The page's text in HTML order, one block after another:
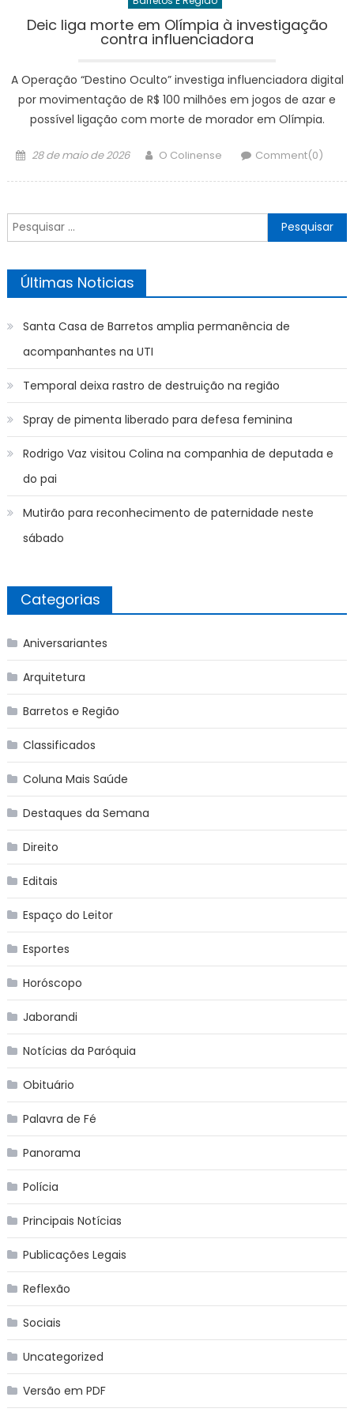
Deic liga morte em Olímpia à investigação
contra influenciadora
A Operação “Destino Oculto” investiga influenciadora digital
por movimentação de R$ 100 milhões em jogos de azar e
possível ligação com morte de morador em Olímpia.
Posted
28 de maio de 2026 Author
O Colinense Comment(0)
Pesquisar
por:
Últimas Noticias
Santa Casa de Barretos amplia permanência de
acompanhantes na UTI
Temporal deixa rastro de destruição na região
Spray de pimenta liberado para defesa feminina
Rodrigo Vaz visitou Colina na companhia de deputada e
do pai
Mutirão para reconhecimento de paternidade neste
sábado
Categorias
Aniversariantes
Arquitetura
Barretos e Região
Classificados
Coluna Mais Saúde
Destaques da Semana
Direito
Editais
Espaço do Leitor
Esportes
Horóscopo
Jaborandi
Notícias da Paróquia
Obituário
Palavra de Fé
Panorama
Polícia
Principais Notícias
Publicações Legais
Reflexão
Sociais
Uncategorized
Versão em PDF